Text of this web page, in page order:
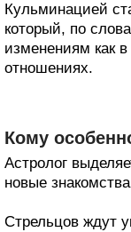
Кульминацией
который, по
изменениям как
отношениях.
Кому
Астролог
новые
Стрельцов ждут